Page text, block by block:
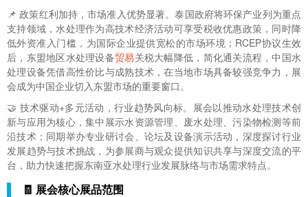
📌 政策红利加持，市场准入优势显著。泰国政府将环保产业列为重点
支持领域，水处理作为高技术经济活动可享受税收优惠政策，同时降
低外资准入门槛，为国际企业提供宽松的市场环境；RCEP协议生效
后，东盟地区水处理设备贸易关税大幅降低，简化通关流程，中国水
处理设备凭借高性价比与成熟技术，在当地市场具备较强竞争力，展
会成为中国企业切入东盟市场的重要窗口。
🤝 技术驱动+多元活动，行业趋势风向标。展会以推动水处理技术创
新与应用为核心，集中展示水资源管理、废水处理、污染物检测等前
沿技术；同期举办专业研讨会、论坛及设备演示活动，深度探讨行业
发展趋势与技术挑战，为参展商与观众提供知识共享与深度交流的平
台，助力快速把握东南亚水处理行业发展脉络与市场需求特点。
🧾 展会核心展品范围